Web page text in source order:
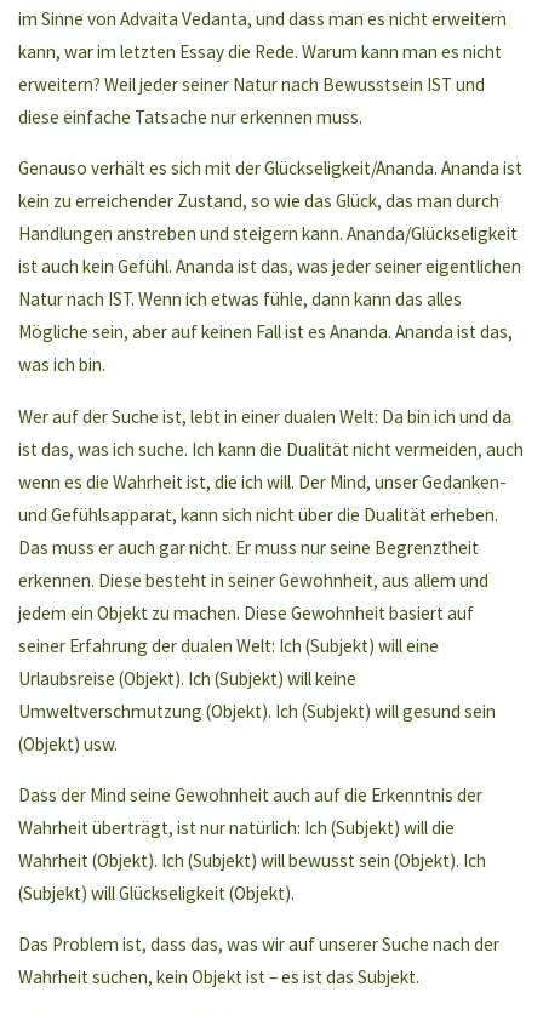
im Sinne von Advaita Vedanta, und dass man es nicht erweitern
kann, war im letzten Essay die Rede. Warum kann man es nicht
erweitern? Weil jeder seiner Natur nach Bewusstsein IST und
diese einfache Tatsache nur erkennen muss.
Genauso verhält es sich mit der Glückseligkeit/Ananda. Ananda ist
kein zu erreichender Zustand, so wie das Glück, das man durch
Handlungen anstreben und steigern kann. Ananda/Glückseligkeit
ist auch kein Gefühl. Ananda ist das, was jeder seiner eigentlichen
Natur nach IST. Wenn ich etwas fühle, dann kann das alles
Mögliche sein, aber auf keinen Fall ist es Ananda. Ananda ist das,
was ich bin.
Wer auf der Suche ist, lebt in einer dualen Welt: Da bin ich und da
ist das, was ich suche. Ich kann die Dualität nicht vermeiden, auch
wenn es die Wahrheit ist, die ich will. Der Mind, unser Gedanken-
und Gefühlsapparat, kann sich nicht über die Dualität erheben.
Das muss er auch gar nicht. Er muss nur seine Begrenztheit
erkennen. Diese besteht in seiner Gewohnheit, aus allem und
jedem ein Objekt zu machen. Diese Gewohnheit basiert auf
seiner Erfahrung der dualen Welt: Ich (Subjekt) will eine
Urlaubsreise (Objekt). Ich (Subjekt) will keine
Umweltverschmutzung (Objekt). Ich (Subjekt) will gesund sein
(Objekt) usw.
Dass der Mind seine Gewohnheit auch auf die Erkenntnis der
Wahrheit überträgt, ist nur natürlich: Ich (Subjekt) will die
Wahrheit (Objekt). Ich (Subjekt) will bewusst sein (Objekt). Ich
(Subjekt) will Glückseligkeit (Objekt).
Das Problem ist, dass das, was wir auf unserer Suche nach der
Wahrheit suchen, kein Objekt ist – es ist das Subjekt.